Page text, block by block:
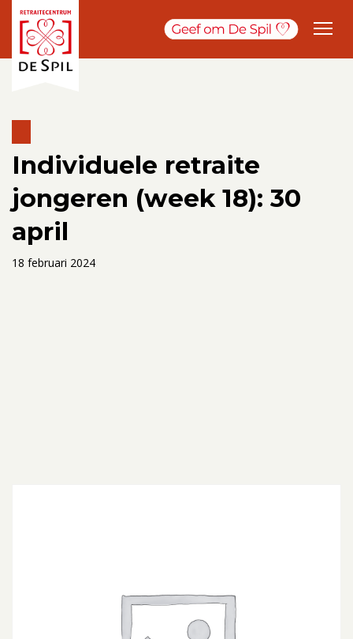
Individuele retraite
jongeren (week 18): 30
april
18 februari 2024